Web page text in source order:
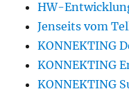
HW-
Jenseits vom
KONNEKTING
KONNEKTING
KONNEKTING